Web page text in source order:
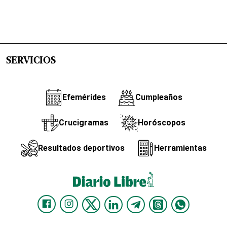
SERVICIOS
Efemérides Cumpleaños
Crucigramas Horóscopos
Resultados deportivos Herramientas